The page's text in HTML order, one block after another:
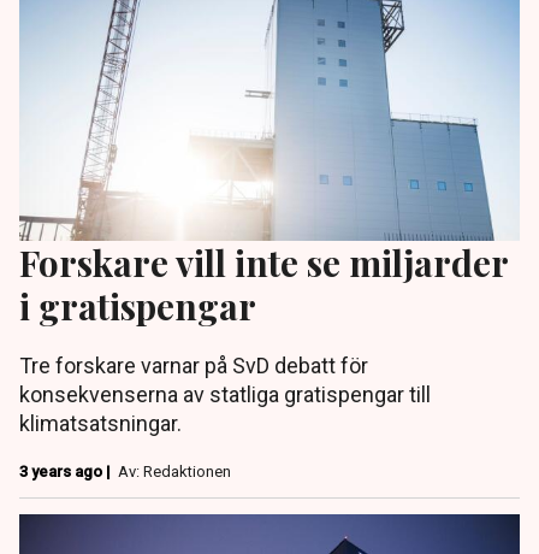
Forskare vill inte se miljarder
i gratis­pengar
Tre forskare varnar på SvD debatt för
konsekvenserna av statliga gratis­pengar till
klimatsatsningar.
3 years ago | Av: Redaktionen